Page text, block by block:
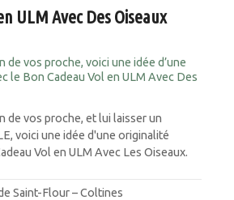
ULM Avec Des Oiseaux
de vos proche, voici une idée d’une
le Bon Cadeau Vol en ULM Avec Des
vos proche, et lui laisser un
voici une idée d'une originalité
Vol en ULM Avec Les Oiseaux.
Saint-Flour – Coltines